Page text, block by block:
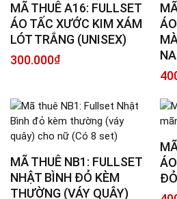
MÃ THUÊ A16: FULLSET
ÁO TẤC XƯỚC KIM XÁM
LÓT TRẮNG (UNISEX)
300.000₫
MÃ THUÊ NB1: FULLSET
NHẬT BÌNH ĐỎ KÈM
THƯỜNG (VÁY QUÂY)